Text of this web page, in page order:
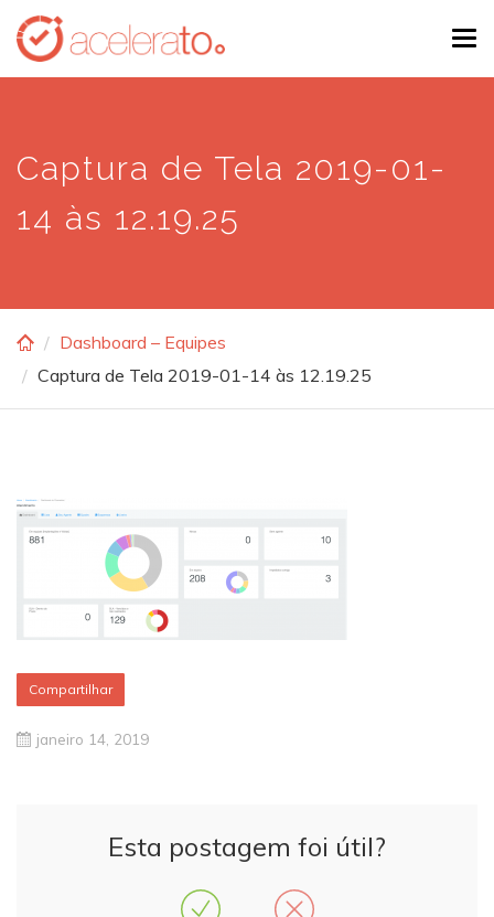
Skip
main
Captura de Tela 2019-01-
14 às 12.19.25
Dashboard – Equipes
Captura de Tela 2019-01-14 às 12.19.25
Compartilhar
janeiro 14, 2019
Esta postagem foi útil?